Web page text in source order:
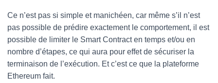
Ce n’est pas si simple et manichéen, car même s’il n’est
pas possible de prédire exactement le comportement, il est
possible de limiter le Smart Contract en temps et/ou en
nombre d’étapes, ce qui aura pour effet de sécuriser la
terminaison de l’exécution. Et c’est ce que la plateforme
Ethereum fait.